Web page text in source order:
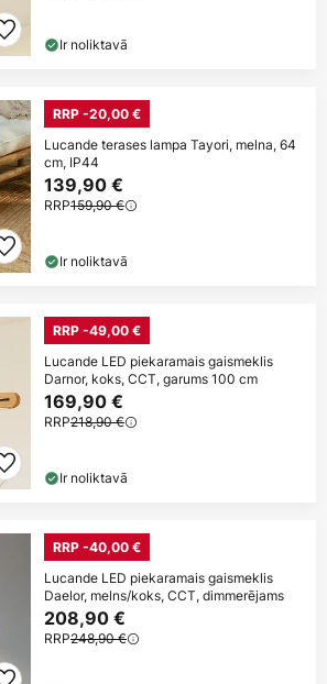
Ir noliktavā
RRP -20,00 €
Lucande terases lampa Tayori, melna, 64
cm, IP44
139,90 €
RRP159,90 €
Ir noliktavā
RRP -49,00 €
Lucande LED piekaramais gaismeklis
Darnor, koks, CCT, garums 100 cm
169,90 €
RRP218,90 €
Ir noliktavā
RRP -40,00 €
Lucande LED piekaramais gaismeklis
Daelor, melns/koks, CCT, dimmerējams
208,90 €
RRP248,90 €